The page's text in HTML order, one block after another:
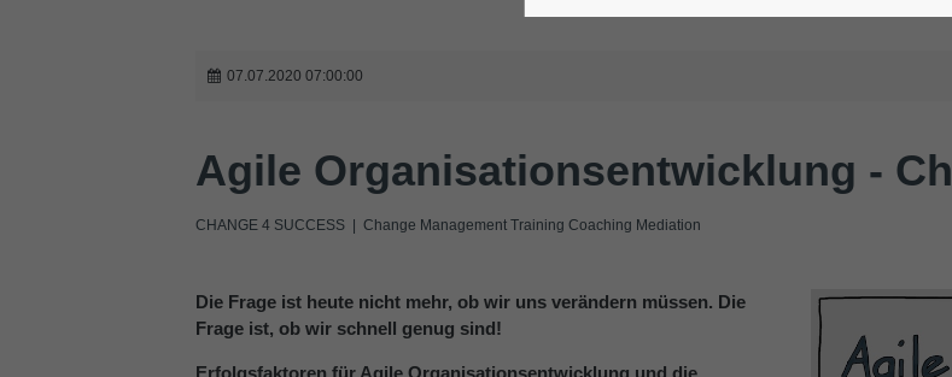
07.07.2020 07:00:00
Agile Organisationsentwicklung -
CHANGE 4 SUCCESS | Change Management Training Coaching Mediation
Die Frage ist heute nicht mehr, ob wir uns verändern müssen. Die
Frage ist, ob wir schnell genug sind!
Erfolgsfaktoren für Agile Organisationsentwicklung und die